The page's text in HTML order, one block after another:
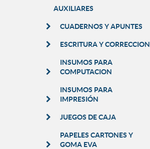
AUXILIARES
CUADERNOS Y APUNTES
ESCRITURA Y CORRECCION
INSUMOS PARA
COMPUTACION
INSUMOS PARA
IMPRESIÓN
JUEGOS DE CAJA
PAPELES CARTONES Y
GOMA EVA